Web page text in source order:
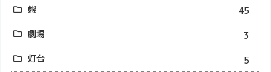
熊
45
劇場
3
灯台
5